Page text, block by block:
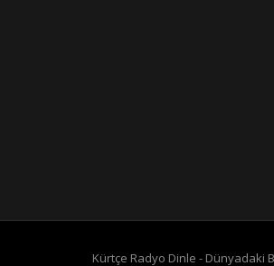
Kürtçe Radyo Dinle - Dünyadaki